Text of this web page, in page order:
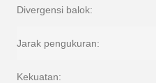
Divergensi balok:
Jarak pengukuran:
Kekuatan: